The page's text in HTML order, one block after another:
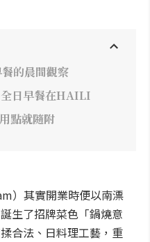
的晨間觀察
日早餐在HAILI
點就隨附
）其實開業時便以南漂
生了招牌菜色「鍋燒意
合法、日料理工藝，重